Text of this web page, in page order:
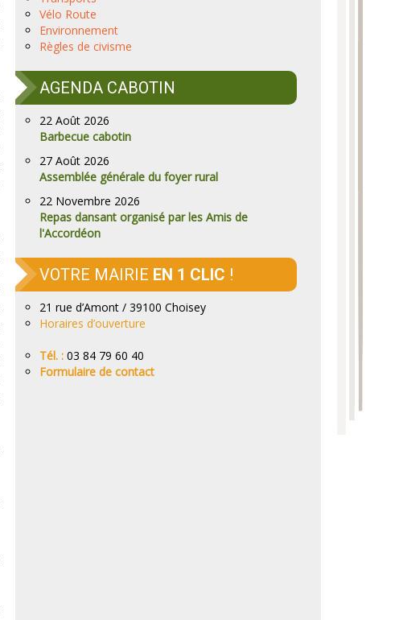
Vélo Route
Environnement
Règles de civisme
AGENDA CABOTIN
22 Août 2026
Barbecue cabotin
27 Août 2026
Assemblée générale du foyer rural
22 Novembre 2026
Repas dansant organisé par les Amis de
l'Accordéon
VOTRE MAIRIE EN 1 CLIC !
21 rue d’Amont / 39100 Choisey
Horaires d’ouverture
Tél. : 03 84 79 60 40
Formulaire de contact